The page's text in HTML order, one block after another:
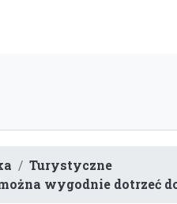
Turystyczne
wygodnie dotrzeć